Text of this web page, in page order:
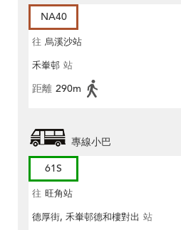
NA40
往 烏溪沙站
禾輋邨 站
距離 290m
專線小巴
61S
往 旺角站
德厚街, 禾輋邨德和樓對出 站